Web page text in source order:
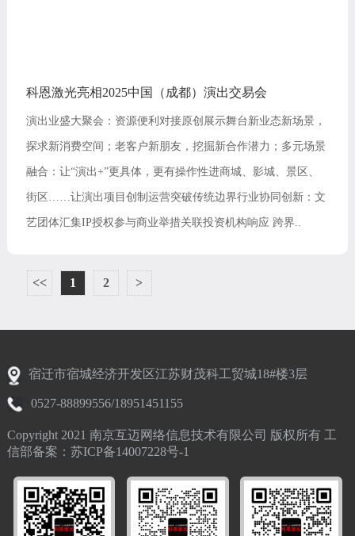
科恩激光亮相2025中国（成都）演出交易会
演出业盛大聚会：资源便利对接原创展示舞台新业态新场景，
探求新消费空间；老客户新朋友，挖掘新合作潜力；多元场景
融合：让“演出+”更具体，更有操作性进商城、影城、景区、
街区……让演出项目创制运营突破传统边界行业协同创新：文
艺团体汇集IP授权参与商业举措关联投资机构响应 跨界..
<< 1 2 >
宿迁市宿城经济开发区江苏财茂科工贸城18#楼3层
0527-88899556/18951451155
Copyright 2021 南京互迈网络信息技术有限公司 版权所有 工
信部备案：苏ICP备14007228号-1